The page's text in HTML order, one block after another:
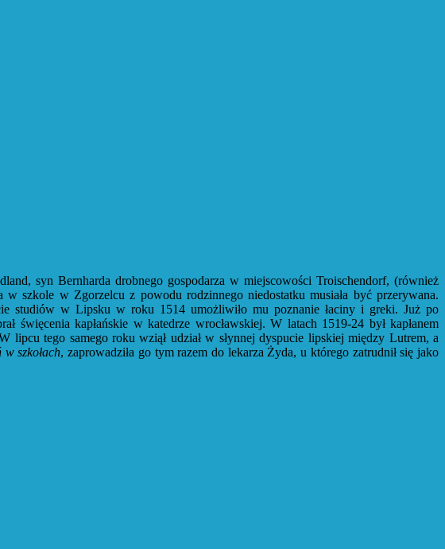
syn Bernharda drobnego gospodarza w miejscowości Troischendorf, (również
szkole w Zgorzelcu z powodu rodzinnego niedostatku musiała być przerywana.
studiów w Lipsku w roku 1514 umożliwiło mu poznanie łaciny i greki. Już po
kapłańskie w katedrze wrocławskiej. W latach 1519-24 był kapłanem
lipcu tego samego roku wziął udział w słynnej dyspucie lipskiej między Lutrem, a
w szkołach, zaprowadziła go tym razem do lekarza Żyda, u którego zatrudnił się jako